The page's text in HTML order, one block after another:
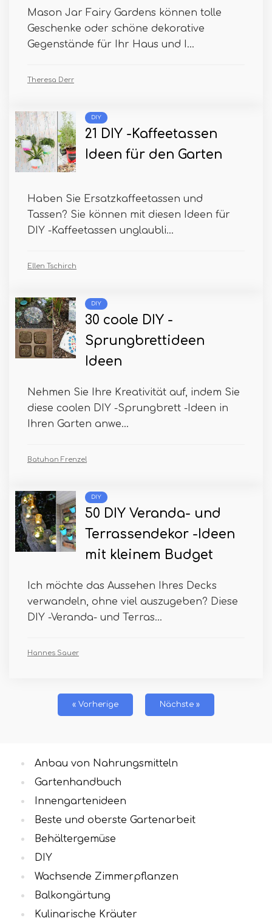
Mason Jar Fairy Gardens können tolle
Geschenke oder schöne dekorative
Gegenstände für Ihr Haus und I...
Theresa Derr
DIY
21 DIY -Kaffeetassen
Ideen für den Garten
Haben Sie Ersatzkaffeetassen und
Tassen? Sie können mit diesen Ideen für
DIY -Kaffeetassen unglaubli...
Ellen Tschirch
DIY
30 coole DIY -
Sprungbrettideen
Ideen
Nehmen Sie Ihre Kreativität auf, indem Sie
diese coolen DIY -Sprungbrett -Ideen in
Ihren Garten anwe...
Batuhan Frenzel
DIY
50 DIY Veranda- und
Terrassendekor -Ideen
mit kleinem Budget
Ich möchte das Aussehen Ihres Decks
verwandeln, ohne viel auszugeben? Diese
DIY -Veranda- und Terras...
Hannes Sauer
« Vorherige Nächste »
Anbau von Nahrungsmitteln
Gartenhandbuch
Innengartenideen
Beste und oberste Gartenarbeit
Behältergemüse
DIY
Wachsende Zimmerpflanzen
Balkongärtung
Kulinarische Kräuter